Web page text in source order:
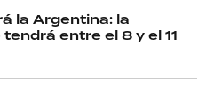
la Argentina: la
entre el 8 y el 11